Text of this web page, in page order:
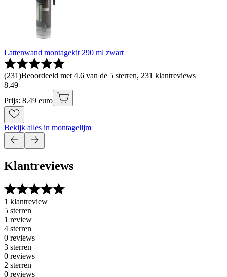
Lattenwand montagekit 290 ml zwart
(231)Beoordeeld met 4.6 van de 5 sterren, 231 klantreviews
8.49
Prijs: 8.49 euro
Bekijk alles in montagelijm
Klantreviews
1 klantreview
5 sterren
1 review
4 sterren
0 reviews
3 sterren
0 reviews
2 sterren
0 reviews